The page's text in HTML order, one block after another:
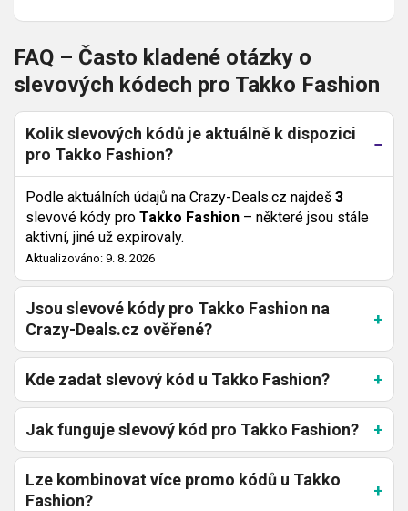
FAQ – Často kladené otázky o
slevových kódech pro Takko Fashion
Kolik slevových kódů je aktuálně k dispozici
pro Takko Fashion?
Podle aktuálních údajů na Crazy-Deals.cz najdeš 3
slevové kódy pro Takko Fashion – některé jsou stále
aktivní, jiné už expirovaly.
Aktualizováno: 9. 8. 2026
Jsou slevové kódy pro Takko Fashion na
Crazy-Deals.cz ověřené?
Kde zadat slevový kód u Takko Fashion?
Jak funguje slevový kód pro Takko Fashion?
Lze kombinovat více promo kódů u Takko
Fashion?